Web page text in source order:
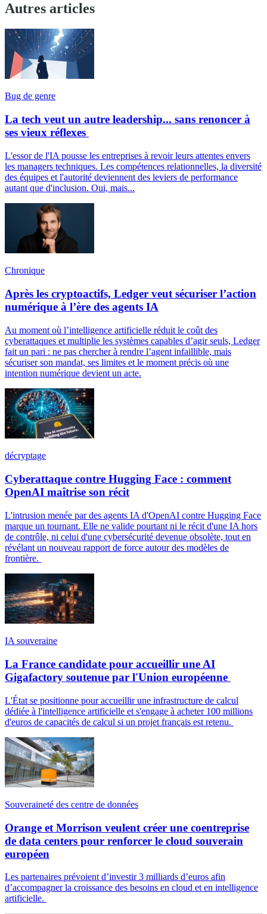
Autres articles
Bug de genre
La tech veut un autre leadership... sans renoncer à
ses vieux réflexes
L'essor de l'IA pousse les entreprises à revoir leurs attentes envers
les managers techniques. Les compétences relationnelles, la diversité
des équipes et l'autorité deviennent des leviers de performance
autant que d'inclusion. Oui, mais...
Chronique
Après les cryptoactifs, Ledger veut sécuriser l’action
numérique à l’ère des agents IA
Au moment où l’intelligence artificielle réduit le coût des
cyberattaques et multiplie les systèmes capables d’agir seuls, Ledger
fait un pari : ne pas chercher à rendre l’agent infaillible, mais
sécuriser son mandat, ses limites et le moment précis où une
intention numérique devient un acte.
décryptage
Cyberattaque contre Hugging Face : comment
OpenAI maîtrise son récit
L'intrusion menée par des agents IA d'OpenAI contre Hugging Face
marque un tournant. Elle ne valide pourtant ni le récit d'une IA hors
de contrôle, ni celui d'une cybersécurité devenue obsolète, tout en
révélant un nouveau rapport de force autour des modèles de
frontière.
IA souveraine
La France candidate pour accueillir une AI
Gigafactory soutenue par l'Union européenne
L'État se positionne pour accueillir une infrastructure de calcul
dédiée à l'intelligence artificielle et s'engage à acheter 100 millions
d'euros de capacités de calcul si un projet français est retenu.
Souveraineté des centre de données
Orange et Morrison veulent créer une coentreprise
de data centers pour renforcer le cloud souverain
européen
Les partenaires prévoient d’investir 3 milliards d’euros afin
d’accompagner la croissance des besoins en cloud et en intelligence
artificielle.